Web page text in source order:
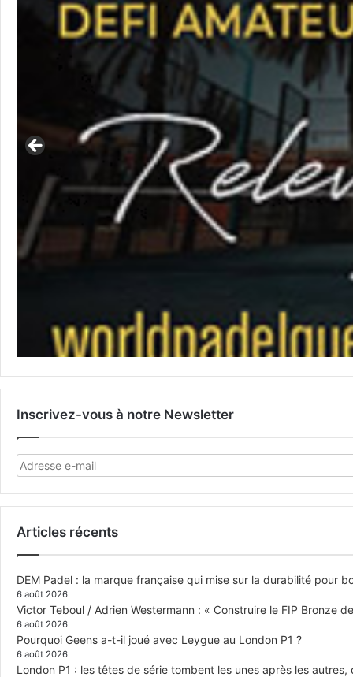
Inscrivez-vous à notre Newsletter
Articles récents
DEM Padel : la marque française qui mise sur la durabilité pour
6 août 2026
Victor Teboul / Adrien Westermann : « Construire le FIP Bronze
6 août 2026
Pourquoi Geens a-t-il joué avec Leygue au London P1 ?
6 août 2026
London P1 : les têtes de série tombent les unes après les autres,